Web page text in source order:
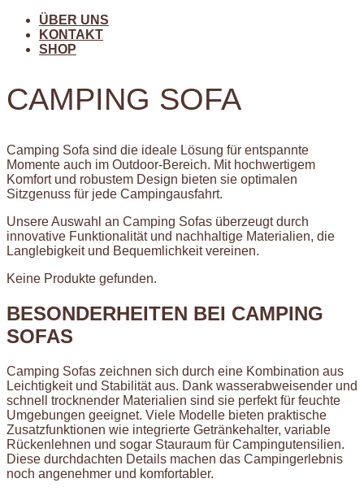
ÜBER UNS
KONTAKT
SHOP
CAMPING SOFA
Camping Sofa sind die ideale Lösung für entspannte
Momente auch im Outdoor-Bereich. Mit hochwertigem
Komfort und robustem Design bieten sie optimalen
Sitzgenuss für jede Campingausfahrt.
Unsere Auswahl an Camping Sofas überzeugt durch
innovative Funktionalität und nachhaltige Materialien, die
Langlebigkeit und Bequemlichkeit vereinen.
Keine Produkte gefunden.
BESONDERHEITEN BEI CAMPING
SOFAS
Camping Sofas zeichnen sich durch eine Kombination aus
Leichtigkeit und Stabilität aus. Dank wasserabweisender und
schnell trocknender Materialien sind sie perfekt für feuchte
Umgebungen geeignet. Viele Modelle bieten praktische
Zusatzfunktionen wie integrierte Getränkehalter, variable
Rückenlehnen und sogar Stauraum für Campingutensilien.
Diese durchdachten Details machen das Campingerlebnis
noch angenehmer und komfortabler.